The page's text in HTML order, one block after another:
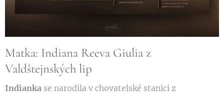
Matka: Indiana Reeva Giulia z
Valdštejnských lip
Indianka se narodila v chovatelské stanici z